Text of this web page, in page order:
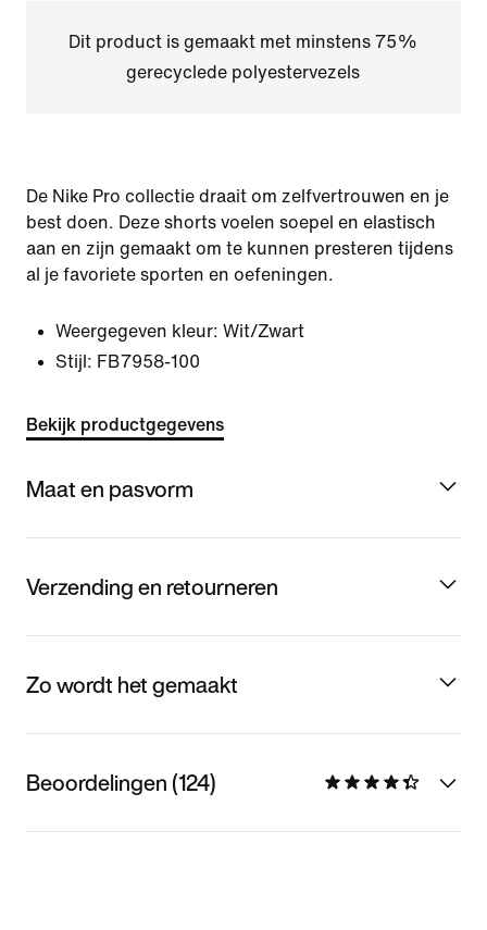
Dit product is gemaakt met minstens 75%
gerecyclede polyestervezels
De Nike Pro collectie draait om zelfvertrouwen en je
best doen. Deze shorts voelen soepel en elastisch
aan en zijn gemaakt om te kunnen presteren tijdens
al je favoriete sporten en oefeningen.
Weergegeven kleur: Wit/Zwart
Stijl: FB7958-100
Bekijk productgegevens
Maat en pasvorm
Verzending en retourneren
Zo wordt het gemaakt
Beoordelingen (124)